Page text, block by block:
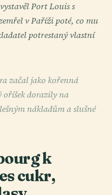
Port Louis s
v Paříži poté, co mu
potrestaný vlastní
začal jako kořenná
oříšek dorazily na
nákladům a slušné
k
cukr,